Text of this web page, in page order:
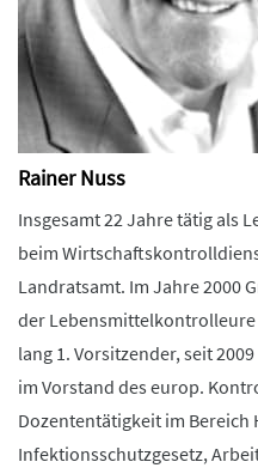
Rainer Nuss
Insgesamt 22 Jahre tätig als
beim
Landratsamt. Im Jahre 2000
der
lang 1. Vorsitzender, seit
im Vorstand des europ.
Dozententätigkeit im Bereich
Infektionsschutzgesetz,